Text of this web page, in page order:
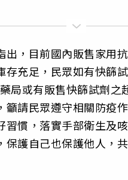
出，目前國內販售家用
存充足，民眾如有快篩
局或有販售快篩試劑之
籲請民眾遵守相關防疫
習慣，落實手部衛生及
保護自己也保護他人，